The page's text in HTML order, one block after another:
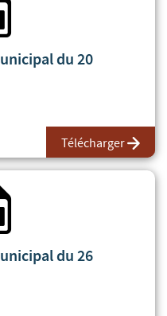
du 20
Télécharger
du 26